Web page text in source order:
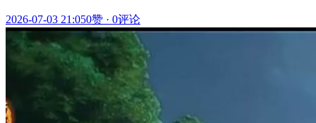
2026-07-03 21:050赞 · 0评论